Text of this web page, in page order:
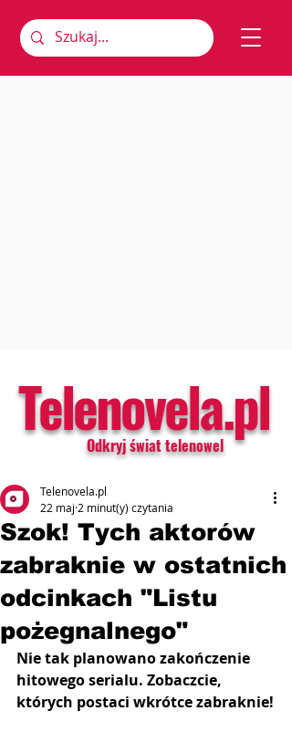
Telenovela.pl
Odkryj świat telenowel
Szok! Tych aktorów
zabraknie w ostatnich
odcinkach "Listu
pożegnalnego"
Telenovela.pl
22 maj 2 minut(y) czytania
Nie tak planowano zakończenie
hitowego serialu. Zobaczcie,
których postaci wkrótce zabraknie!